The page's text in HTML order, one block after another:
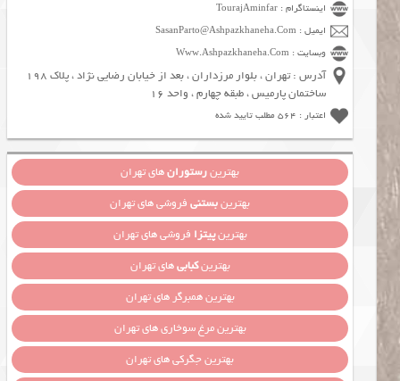
اینستاگرام : TourajAminfar
ایمیل : SasanParto@Ashpazkhaneha.Com
وبسایت : Www.Ashpazkhaneha.Com
آدرس : تهران ، بلوار مرزداران ، بعد از خیابان رضایی نژاد ، پلاک 198
ساختمان پارمیس ، طبقه چهارم ، واحد 16
اعتبار : 564 مطلب تایید شده
بهترینرستورانهای تهران
بهترینبستنیفروشی های تهران
بهترینپیتزا فروشی های تهران
بهترینکبابیهای تهران
بهترین همبرگر های تهران
بهترین مرغ سوخاری های تهران
بهترین جگرکی های تهران